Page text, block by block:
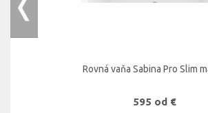
Rovná vaňa Sabina Pro Slim
595 od €